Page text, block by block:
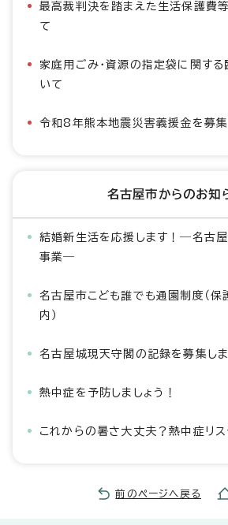
最高裁判決を踏まえた生活保護費
て
家庭用ごみ・資源の指定袋に関す
いて
令和8年熊本地震災害義援金を募集
名古屋市からのお知
結婚新生活を応援します！―名古
事業―
名古屋市こども誰でも通園制度（
内）
名古屋城現天守閣の記録を募集し
熱中症を予防しましょう！
これからの暑さ大丈夫？熱中症リス
前のページへ戻る